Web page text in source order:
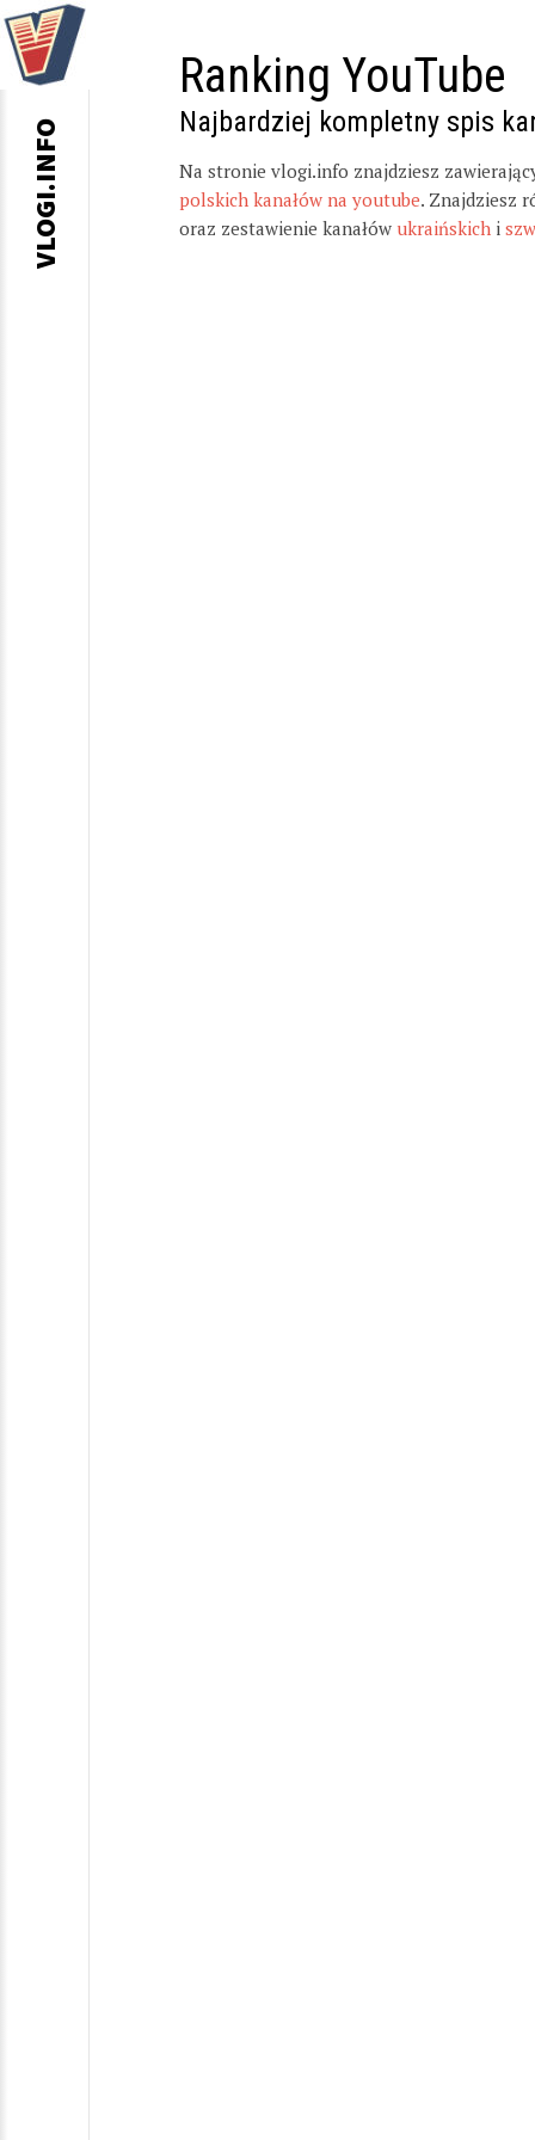
Ranking YouTube
Najbardziej kompletny spis
Na stronie vlogi.info znajdziesz
polskich kanałów na youtube. Znajdziesz
oraz zestawienie kanałów ukraińskich i
VLOGI.INFO